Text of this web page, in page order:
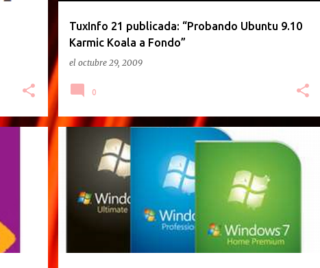
TuxInfo 21 publicada: “Probando Ubuntu 9.10
Karmic Koala a Fondo”
el octubre 29, 2009
0